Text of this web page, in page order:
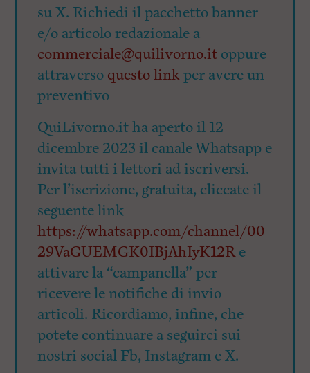
su X. Richiedi il pacchetto banner
e/o articolo redazionale a
commerciale@quilivorno.it oppure
attraverso questo linkper avere un
preventivo
QuiLivorno.it ha aperto il 12
dicembre 2023 il canale Whatsapp e
invita tutti i lettori ad iscriversi.
Per l’iscrizione, gratuita, cliccate il
seguente link
https://whatsapp.com/channel/00
29VaGUEMGK0IBjAhIyK12Re
attivare la “campanella” per
ricevere le notifiche di invio
articoli. Ricordiamo, infine, che
potete continuare a seguirci sui
nostri social Fb, Instagram e X.